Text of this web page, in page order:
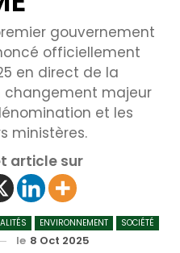
gouvernement
officiellement
en direct de la
changement majeur
et les
ministères.
article sur
ENVIRONNEMENT SOCIÉTÉ
le 8 Oct 2025